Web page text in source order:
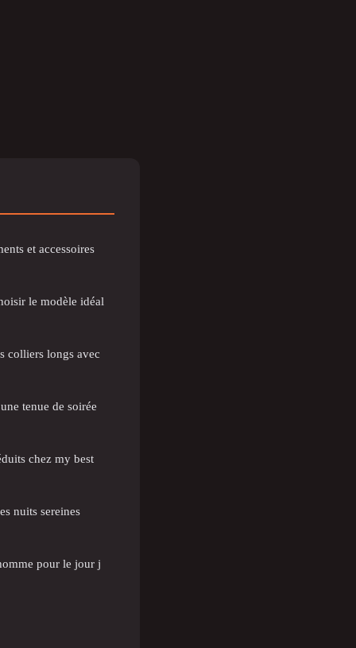
et accessoires
le modèle idéal
colliers longs avec
tenue de soirée
chez my best
nuits sereines
pour le jour j